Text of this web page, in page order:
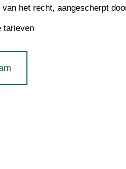
het recht, aangescherpt
tarieven